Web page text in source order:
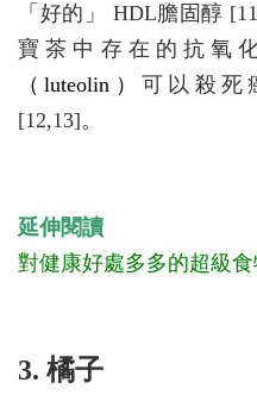
「好的」 HDL膽固醇
寶茶中存在的抗氧
（luteolin） 可以殺死
[12,13]。
延伸閱讀
對健康好處多多的超級
3. 橘子